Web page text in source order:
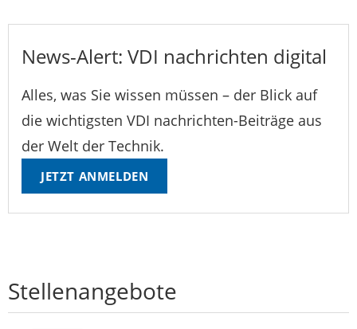
News-Alert: VDI nachrichten digital
Alles, was Sie wissen müssen – der Blick auf
die wichtigsten VDI nachrichten-Beiträge aus
der Welt der Technik.
JETZT ANMELDEN
Stellenangebote